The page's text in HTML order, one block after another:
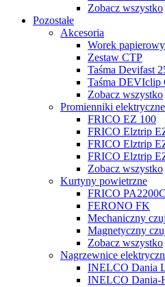
Zobacz wszystko
Pozostałe
Akcesoria
Worek
Zestaw CTP
Taśma Devifast
Taśma DEVIclip
Zobacz wszystko
Promienniki elektryczne
FRICO EZ 100
FRICO Elztrip
FRICO Elztrip
FRICO Elztrip
Zobacz wszystko
Kurtyny powietrzne
FRICO
FERONO FK
Mechaniczny
Magnetyczny
Zobacz wszystko
Nagrzewnice
INELCO Dania
INELCO Dania-